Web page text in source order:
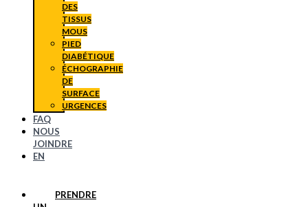
DES
TISSUS
MOUS
PIED
DIABÉTIQUE
ÉCHOGRAPHIE
DE
SURFACE
URGENCES
FAQ
NOUS
JOINDRE
EN
PRENDRE